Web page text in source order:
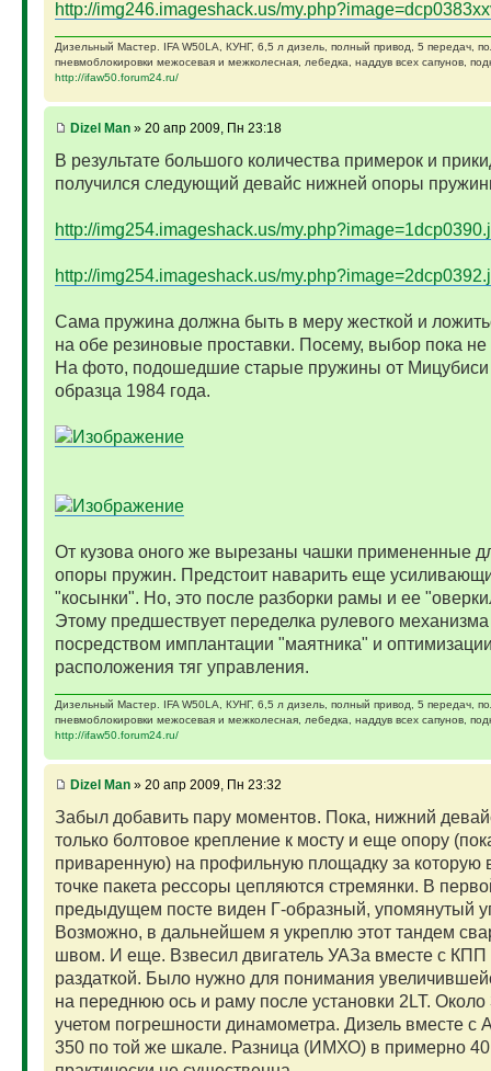
http://img246.imageshack.us/
Дизельный Мастер. IFA W50LA, КУНГ, 6,5 л дизель, полный привод, 5 передач,
пневмоблокировки межосевая и межколесная, лебедка, наддув всех сапунов,
http://ifaw50.forum24.ru/
Dizel Man» 20 апр 2009, Пн 23:18
В результате большого количества примерок и
получился следующий девайс нижней опоры
http://img254.imageshack.us/
http://img254.imageshack.us/
Сама пружина должна быть в меру жесткой и
на обе резиновые проставки. Посему, выбор пока
На фото, подошедшие старые пружины от Мицубиси
образца 1984 года.
От кузова оного же вырезаны чашки примененные
опоры пружин. Предстоит наварить еще
"косынки". Но, это после разборки рамы и ее
Этому предшествует переделка рулевого механизма
посредством имплантации "маятника" и
расположения тяг управления.
Дизельный Мастер. IFA W50LA, КУНГ, 6,5 л дизель, полный привод, 5 передач,
пневмоблокировки межосевая и межколесная, лебедка, наддув всех сапунов,
http://ifaw50.forum24.ru/
Dizel Man» 20 апр 2009, Пн 23:32
Забыл добавить пару моментов. Пока, нижний
только болтовое крепление к мосту и еще опору
приваренную) на профильную площадку за которую
точке пакета рессоры цепляются стремянки. В
предыдущем посте виден Г-образный, упомянутый
Возможно, в дальнейшем я укреплю этот тандем
швом. И еще. Взвесил двигатель УАЗа вместе с КПП
раздаткой. Было нужно для понимания
на переднюю ось и раму после установки 2LT. Около
учетом погрешности динамометра. Дизель вместе с
350 по той же шкале. Разница (ИМХО) в примерно 40